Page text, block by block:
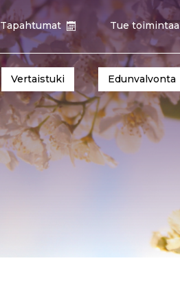
Tapahtumat Tue toimintaa
Vertaistuki Edunvalvonta